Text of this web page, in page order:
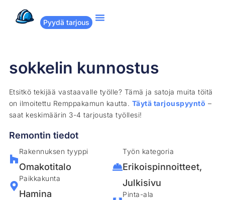
Pyydä tarjous
sokkelin kunnostus
Etsitkö tekijää vastaavalle työlle? Tämä ja satoja muita töitä
on ilmoitettu Remppakamun kautta. Täytä tarjouspyyntö –
saat keskimäärin 3-4 tarjousta työllesi!
Remontin tiedot
Rakennuksen tyyppi
Omakotitalo
Paikkakunta
Hamina
Työn kategoria
Erikoispinnoitteet,
Julkisivu
Pinta-ala